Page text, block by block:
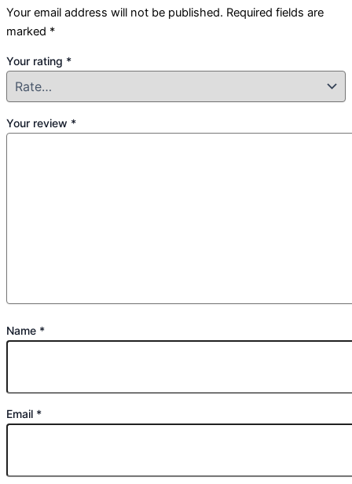
Your email address will not be published. Required fields are
marked *
Your rating *
Your review *
Name *
Email *